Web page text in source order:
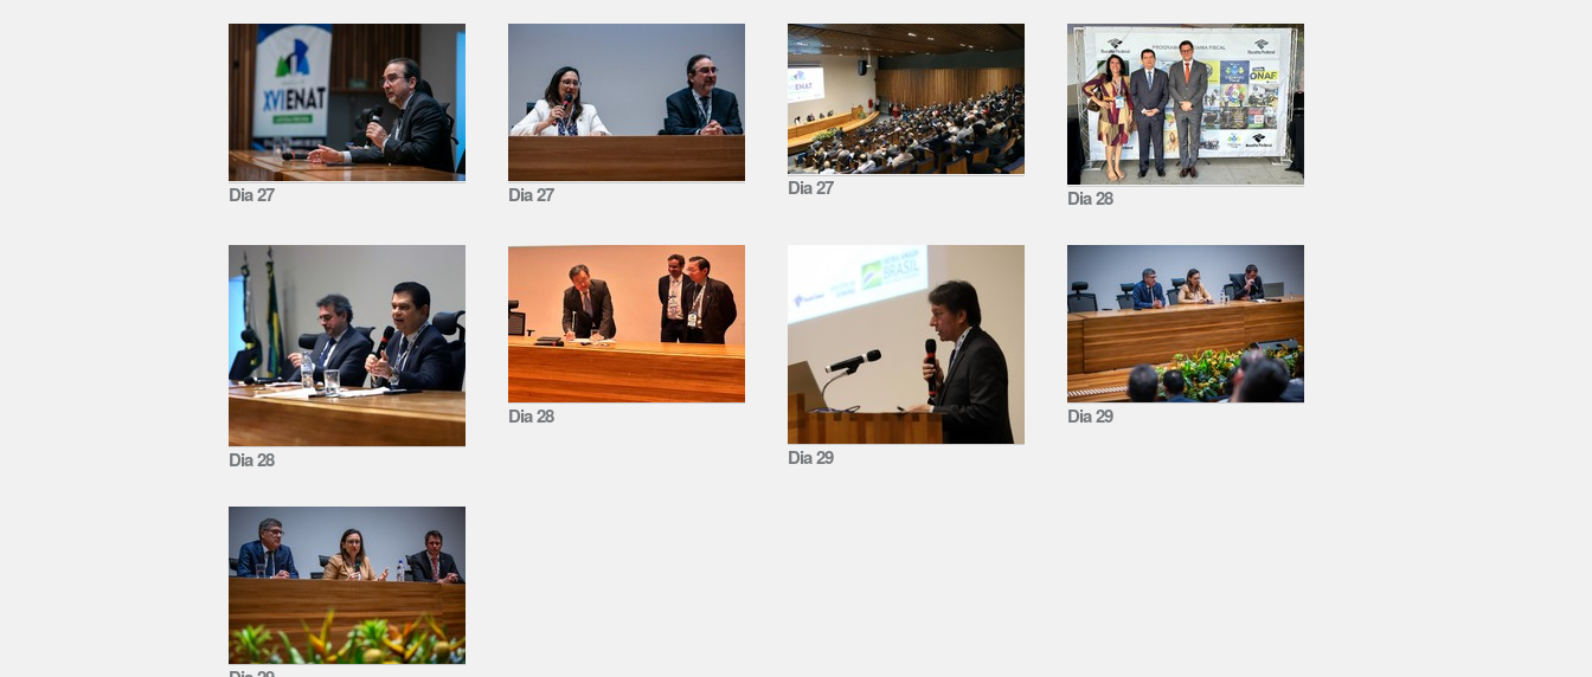
Dia 27 Dia 27 Dia 27 Dia 28
Dia 28
Dia 28
Dia 29
Dia 29